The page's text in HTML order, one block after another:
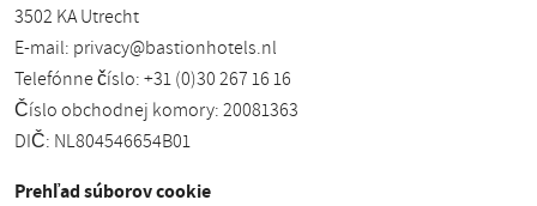
3502 KA Utrecht
E-mail: privacy@bastionhotels.nl
Telefónne číslo: +31 (0)30 267 16 16
Číslo obchodnej komory: 20081363
DIČ: NL804546654B01
Prehľad súborov cookie